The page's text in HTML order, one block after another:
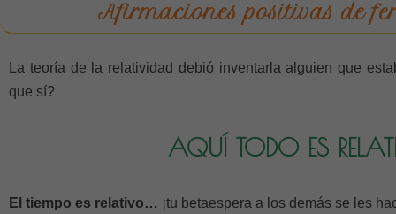
Afirmaciones positivas de
La teoría de la relatividad debió inventarla alguien que
que sí?
AQUÍ TODO ES
El tiempo es relativo… ¡tu betaespera a los demás se les